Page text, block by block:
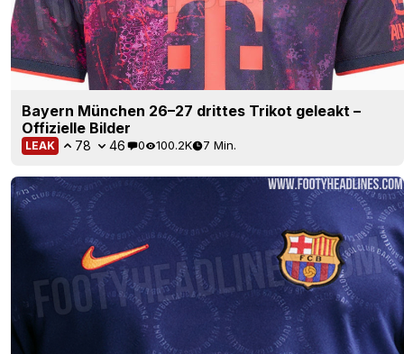
Bayern München 26–27 drittes Trikot geleakt –
Offizielle Bilder
LEAK 78 46 0 100.2K 7 Min.